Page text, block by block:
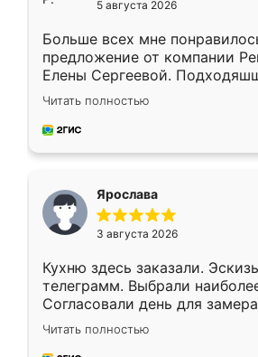
5 августа 2026
Больше всех мне
предложение от компании
Елены Сергеевой.
короткие сроки
для замера сотрудник
предложил по моему эскизу
Читать полностью
Ярослава
3 августа 2026
Кухню здесь заказали.
телеграмм. Выбрали
Согласовали день для
недели кухня была уже
довольны работой. Спасибо
Читать полностью